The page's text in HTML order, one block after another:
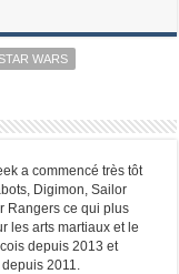
WARS
a commencé très tôt
Digimon, Sailor
Rangers ce qui plus
les arts martiaux et le
depuis 2013 et
2011.